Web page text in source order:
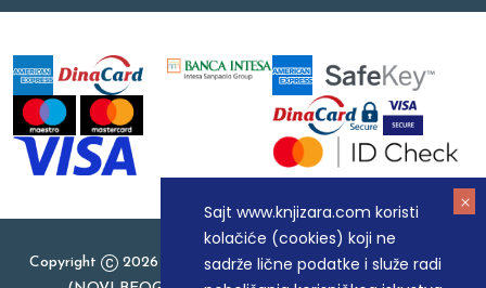
Sajt www.knjizara.com koristi
kolačiće (cookies) koji ne
sadrže lične podatke i služe radi
Copyright
2026 Knjizara.com - MAKART DOO BEOGRAD